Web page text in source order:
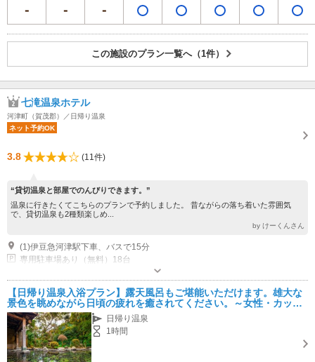
この施設のプラン一覧へ（1件）
七滝温泉ホテル
河津町（賀茂郡）／日帰り温泉
ネット予約OK
3.8 (11件)
“貸切温泉と部屋でのんびりできます。”
温泉に行きたくてこちらのプランで予約しました。 昔ながらの落ち着いた雰囲気
で、貸切温泉も2種類楽しめ...
by けーくんさん
(1)伊豆急河津駅下車、バスで15分
専用駐車場あり（無料）18台
【日帰り温泉入浴プラン】露天風呂もご堪能いただけます。雄大な
景色を眺めながら日頃の疲れを癒されてください。～女性・カップ
ル・ファミリーにおすすめ！
日帰り温泉
1時間